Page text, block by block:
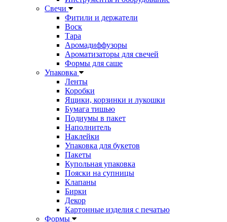
Свечи
Фитили и держатели
Воск
Тара
Аромадиффузоры
Ароматизаторы для свечей
Формы для саше
Упаковка
Ленты
Коробки
Ящики, корзинки и лукошки
Бумага тишью
Подиумы в пакет
Наполнитель
Наклейки
Упаковка для букетов
Пакеты
Купольная упаковка
Пояски на супницы
Клапаны
Бирки
Декор
Картонные изделия с печатью
Формы